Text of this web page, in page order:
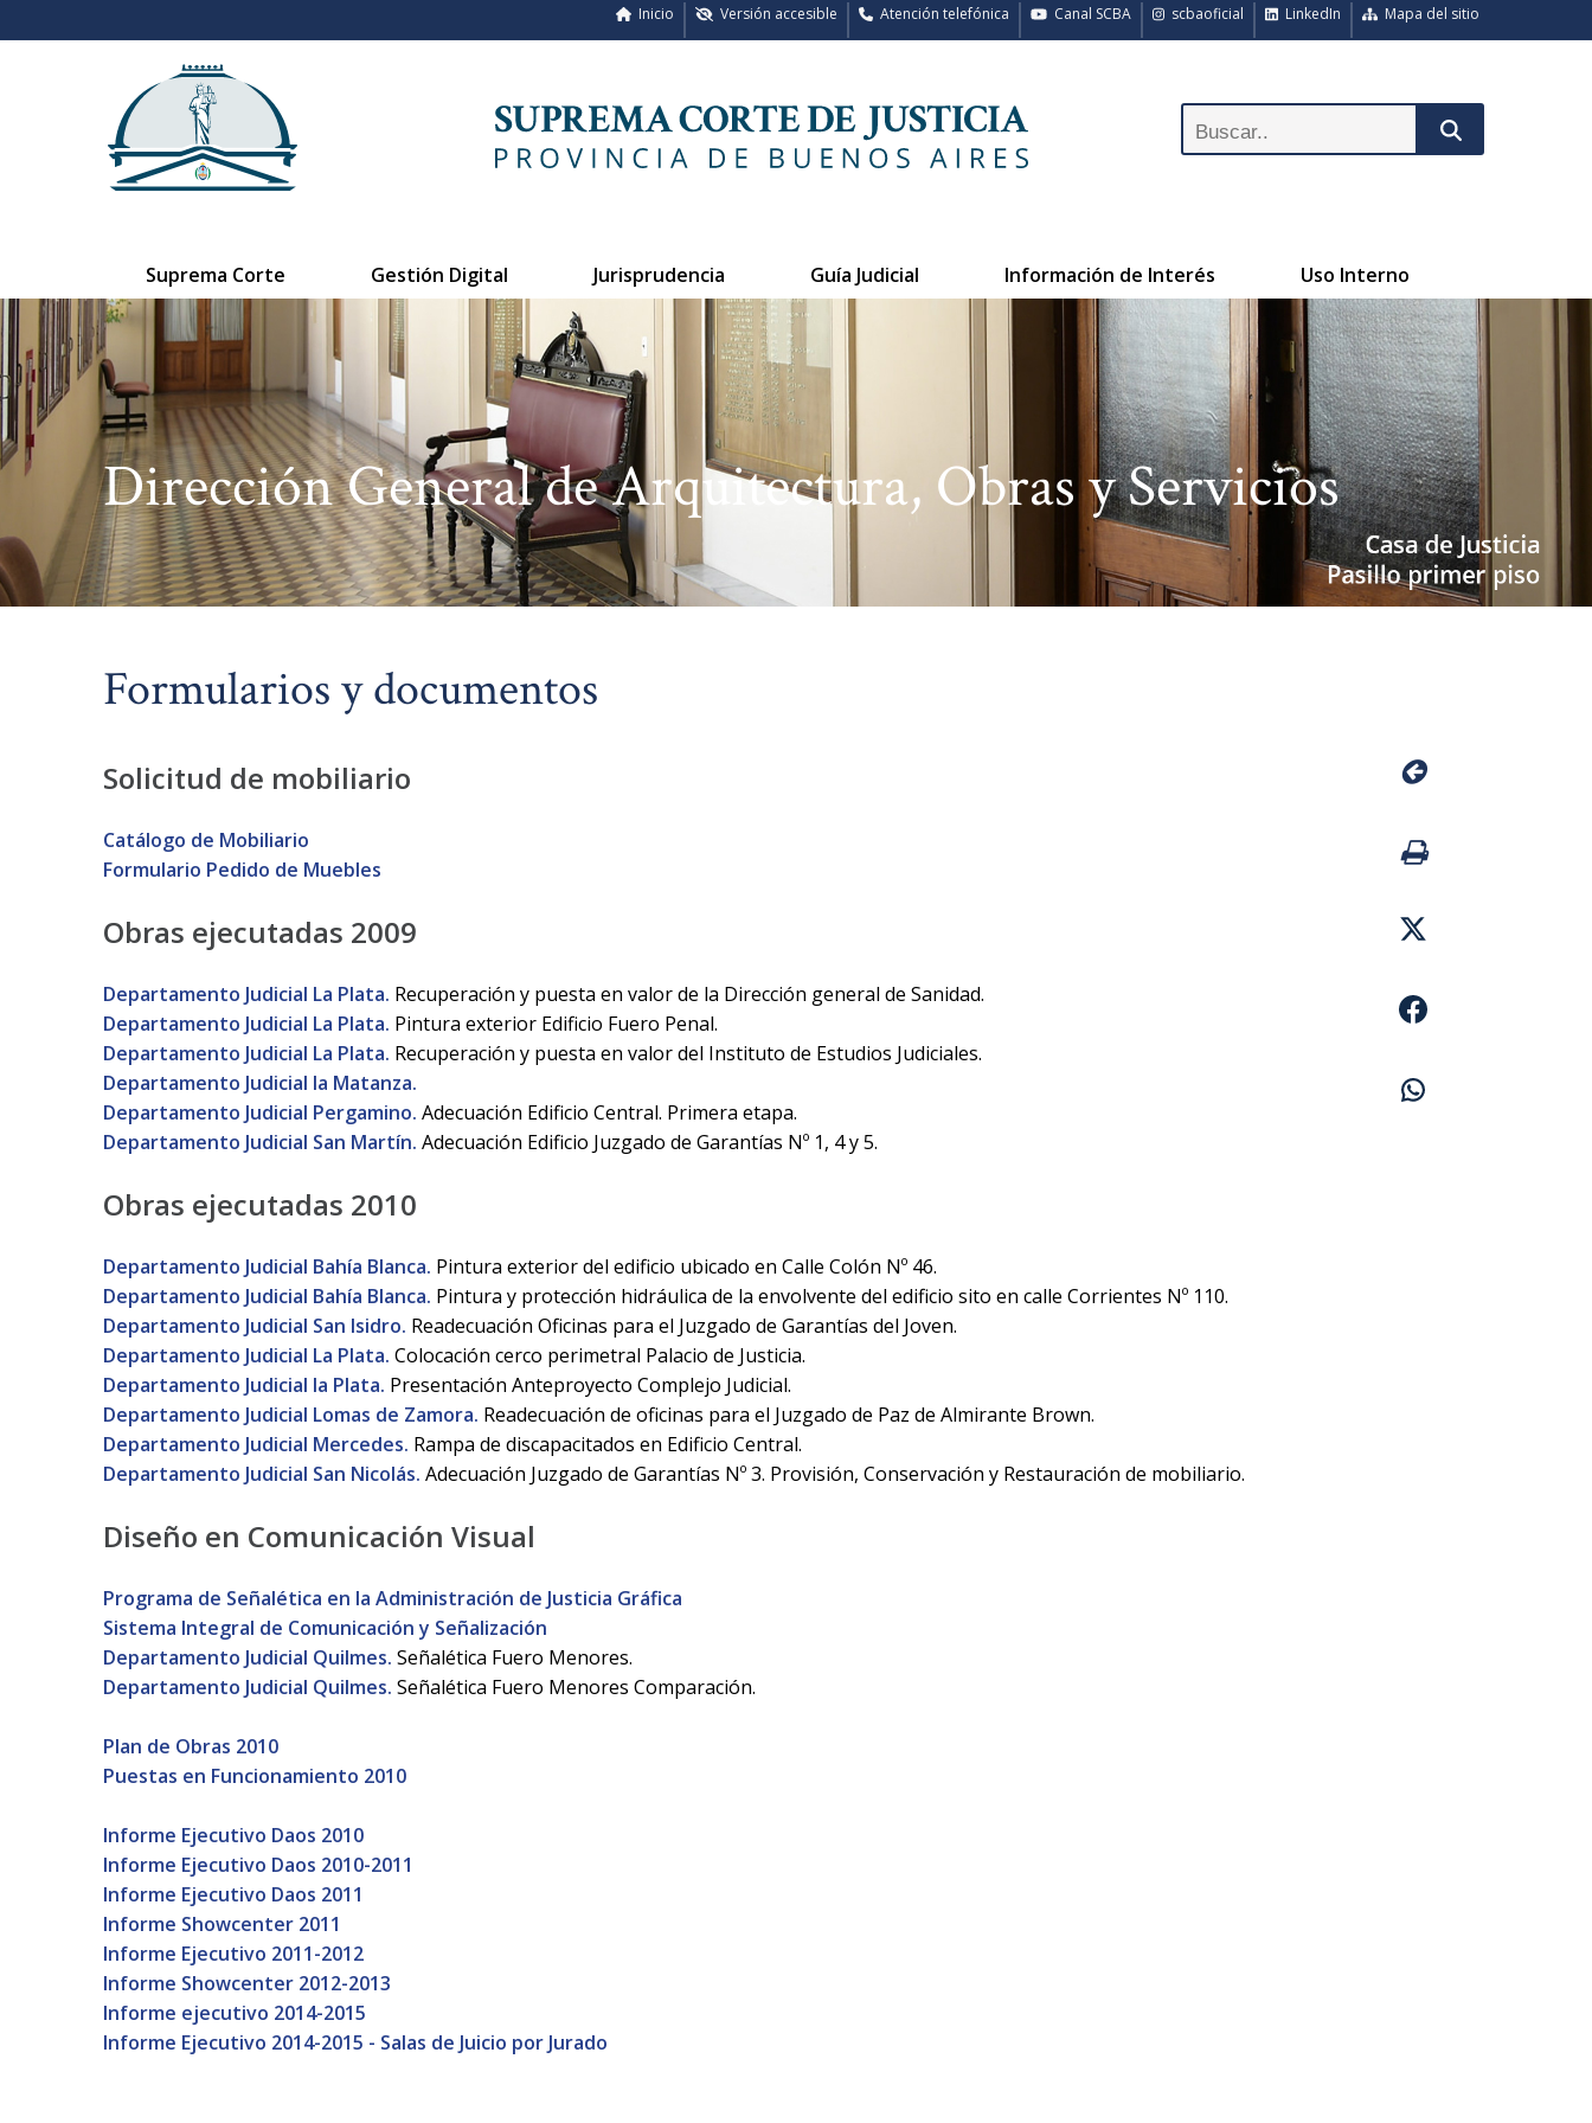
Mapa del sitio
LinkedIn
scbaoficial
Canal SCBA
Atención telefónica
Versión accesible
Inicio
Suprema Corte Gestión Digital Jurisprudencia Guía Judicial Información de Interés Uso Interno
Dirección General de Arquitectura, Obras y Servicios
Formularios y documentos
Solicitud de mobiliario
Catálogo de Mobiliario
Formulario Pedido de Muebles
Obras ejecutadas 2009
Departamento Judicial La Plata. Recuperación y puesta en valor de la Dirección general de Sanidad.
Departamento Judicial La Plata. Pintura exterior Edificio Fuero Penal.
Departamento Judicial La Plata. Recuperación y puesta en valor del Instituto de Estudios Judiciales.
Departamento Judicial la Matanza.
Departamento Judicial Pergamino. Adecuación Edificio Central. Primera etapa.
Departamento Judicial San Martín. Adecuación Edificio Juzgado de Garantías Nº 1, 4 y 5.
Obras ejecutadas 2010
Departamento Judicial Bahía Blanca. Pintura exterior del edificio ubicado en Calle Colón Nº 46.
Departamento Judicial Bahía Blanca. Pintura y protección hidráulica de la envolvente del edificio sito en calle Corrientes Nº 110.
Departamento Judicial San Isidro. Readecuación Oficinas para el Juzgado de Garantías del Joven.
Departamento Judicial La Plata. Colocación cerco perimetral Palacio de Justicia.
Departamento Judicial la Plata. Presentación Anteproyecto Complejo Judicial.
Departamento Judicial Lomas de Zamora. Readecuación de oficinas para el Juzgado de Paz de Almirante Brown.
Departamento Judicial Mercedes. Rampa de discapacitados en Edificio Central.
Departamento Judicial San Nicolás. Adecuación Juzgado de Garantías Nº 3. Provisión, Conservación y Restauración de mobiliario.
Diseño en Comunicación Visual
Programa de Señalética en la Administración de Justicia Gráfica
Sistema Integral de Comunicación y Señalización
Departamento Judicial Quilmes. Señalética Fuero Menores.
Departamento Judicial Quilmes. Señalética Fuero Menores Comparación.
Plan de Obras 2010
Puestas en Funcionamiento 2010
Informe Ejecutivo Daos 2010
Informe Ejecutivo Daos 2010-2011
Informe Ejecutivo Daos 2011
Informe Showcenter 2011
Informe Ejecutivo 2011-2012
Informe Showcenter 2012-2013
Informe ejecutivo 2014-2015
Informe Ejecutivo 2014-2015 - Salas de Juicio por Jurado